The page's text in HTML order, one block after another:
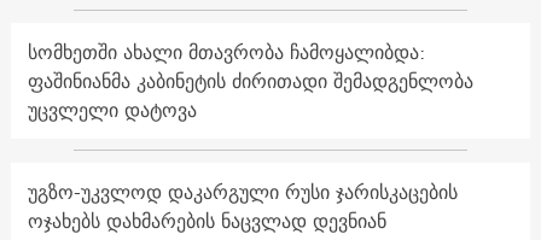
სომხეთში ახალი მთავრობა ჩამოყალიბდა:
ფაშინიანმა კაბინეტის ძირითადი შემადგენლობა
უცვლელი დატოვა
უგზო-უკვლოდ დაკარგული რუსი ჯარისკაცების
ოჯახებს დახმარების ნაცვლად დევნიან